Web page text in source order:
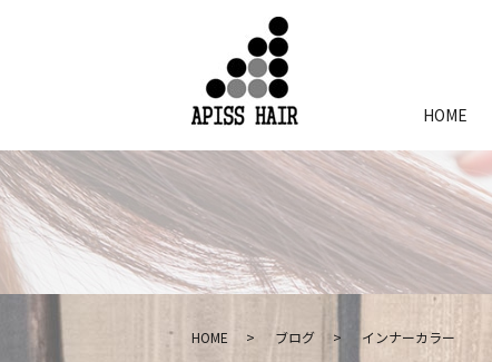
HOME
HOME ブログ インナーカラー